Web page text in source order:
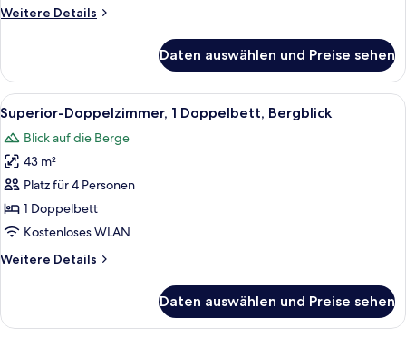
Weitere Details
Weitere
Doppelzimmer,
Doppelbett
Daten auswählen und Preise sehen
Alle
Fotos
für
Superior-
Doppelzimmer,
1
Doppelbett,
anzeigen
Ein Hotelzimmer mit
22
Superior-Doppelzimmer, 1 Doppelbett, Bergblick
Blick auf die Berge
43 m²
Platz für 4 Personen
1 Doppelbett
Kostenloses WLAN
Weitere Details
Weitere
Doppelzimmer,
Daten auswählen und Preise sehen